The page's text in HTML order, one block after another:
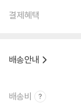
결제혜택
배송안내
배송비